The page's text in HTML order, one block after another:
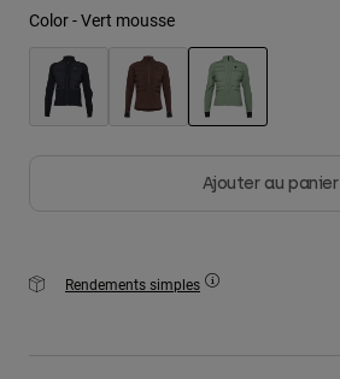
Tout acheter
Color -Vert mousse
Ajouter au panier
Rendements simples